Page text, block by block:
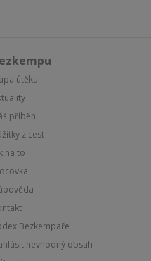
útěku
příběh
z cest
na to
Bezkempaře
nevhodný obsah